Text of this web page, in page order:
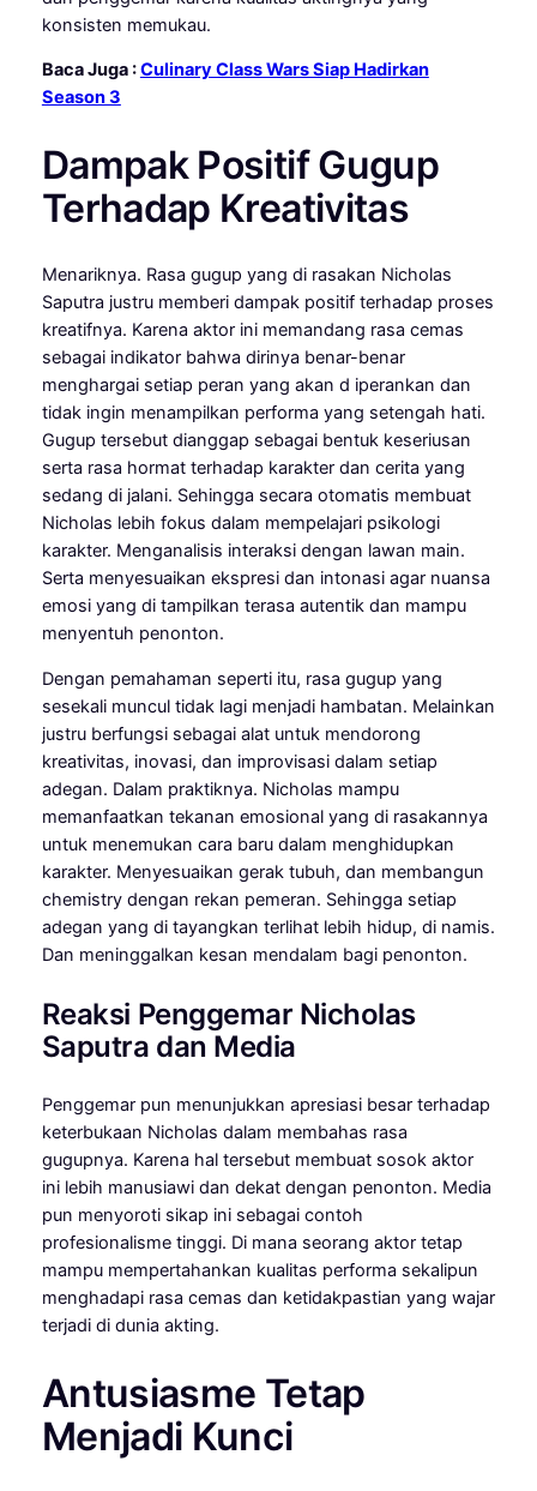
konsisten memukau.
Baca Juga :Culinary Class Wars Siap Hadirkan
Season 3
Dampak Positif Gugup
Terhadap Kreativitas
Menariknya. Rasa gugup yang di rasakan Nicholas
Saputra justru memberi dampak positif terhadap proses
kreatifnya. Karena aktor ini memandang rasa cemas
sebagai indikator bahwa dirinya benar-benar
menghargai setiap peran yang akan d iperankan dan
tidak ingin menampilkan performa yang setengah hati.
Gugup tersebut dianggap sebagai bentuk keseriusan
serta rasa hormat terhadap karakter dan cerita yang
sedang di jalani. Sehingga secara otomatis membuat
Nicholas lebih fokus dalam mempelajari psikologi
karakter. Menganalisis interaksi dengan lawan main.
Serta menyesuaikan ekspresi dan intonasi agar nuansa
emosi yang di tampilkan terasa autentik dan mampu
menyentuh penonton.
Dengan pemahaman seperti itu, rasa gugup yang
sesekali muncul tidak lagi menjadi hambatan. Melainkan
justru berfungsi sebagai alat untuk mendorong
kreativitas, inovasi, dan improvisasi dalam setiap
adegan. Dalam praktiknya. Nicholas mampu
memanfaatkan tekanan emosional yang di rasakannya
untuk menemukan cara baru dalam menghidupkan
karakter. Menyesuaikan gerak tubuh, dan membangun
chemistry dengan rekan pemeran. Sehingga setiap
adegan yang di tayangkan terlihat lebih hidup, di namis.
Dan meninggalkan kesan mendalam bagi penonton.
Reaksi Penggemar Nicholas
Saputra dan Media
Penggemar pun menunjukkan apresiasi besar terhadap
keterbukaan Nicholas dalam membahas rasa
gugupnya. Karena hal tersebut membuat sosok aktor
ini lebih manusiawi dan dekat dengan penonton. Media
pun menyoroti sikap ini sebagai contoh
profesionalisme tinggi. Di mana seorang aktor tetap
mampu mempertahankan kualitas performa sekalipun
menghadapi rasa cemas dan ketidakpastian yang wajar
terjadi di dunia akting.
Antusiasme Tetap
Menjadi Kunci